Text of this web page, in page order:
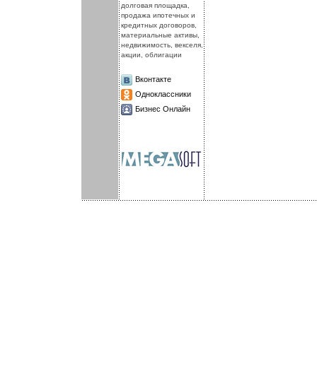
долговая площадка,
продажа ипотечных и
кредитных договоров,
материальные активы,
недвижимость, векселя,
акции, облигации
Вконтакте
Одноклассники
Бизнес Онлайн